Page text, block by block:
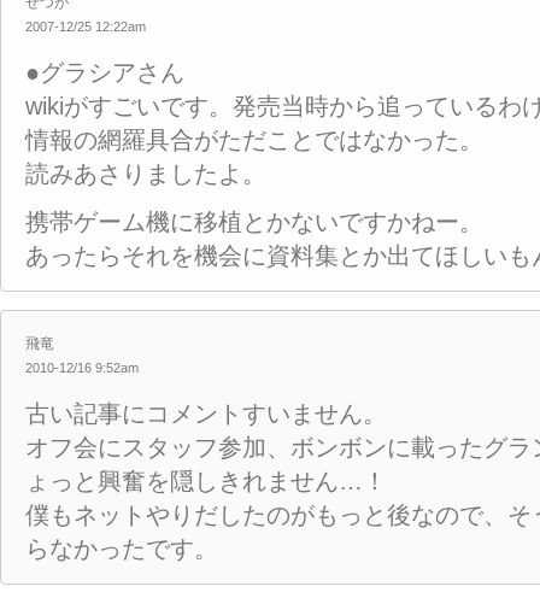
2007-12/25 12:22am
●グラシアさん
wikiがすごいです。発売当時から追っているわ
情報の網羅具合がただことではなかった。
読みあさりましたよ。
携帯ゲーム機に移植とかないですかねー。
あったらそれを機会に資料集とか出てほしいも
飛竜
2010-12/16 9:52am
古い記事にコメントすいません。
オフ会にスタッフ参加、ボンボンに載ったグ
ょっと興奮を隠しきれません…！
僕もネットやりだしたのがもっと後なので、
らなかったです。